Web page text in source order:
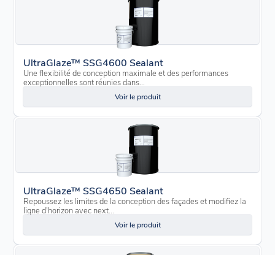
UltraGlaze™ SSG4600 Sealant
Une flexibilité de conception maximale et des performances
exceptionnelles sont réunies dans...
Voir le produit
UltraGlaze™ SSG4650 Sealant
Repoussez les limites de la conception des façades et modifiez la
ligne d'horizon avec next...
Voir le produit